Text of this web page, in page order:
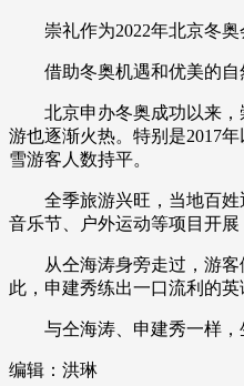
崇礼作为2022年北京冬奥
借助冬奥机遇和优美的自然
北京申办冬奥成功以来，崇
游也逐渐火热。特别是2017
雪游客人数持平。
全季旅游兴旺，当地百姓迎
音乐节、户外运动等项目开
从仝海涛身旁走过，游客们
此，申建秀练出一口流利的
与仝海涛、申建秀一样，
编辑：洪琳